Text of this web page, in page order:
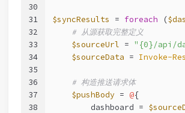
30
31
32
33
34
35
36
37
38
$syncResults = foreach (
# 从源获取完整定义
$sourceUrl = "{0}/api/
$sourceData = Invoke-
# 构造推送请求体
$pushBody = @{
        dashboard =